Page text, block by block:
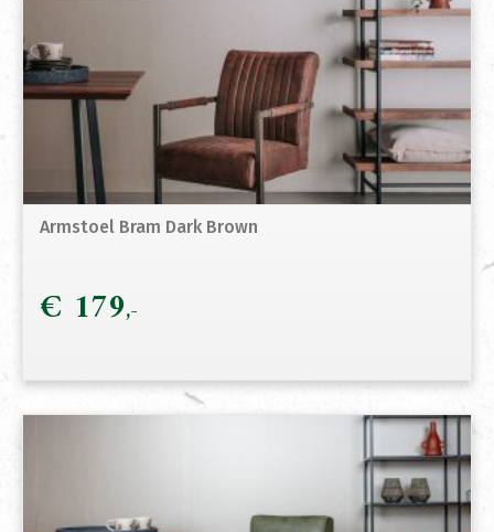
Armstoel Bram Dark Brown
€ 179